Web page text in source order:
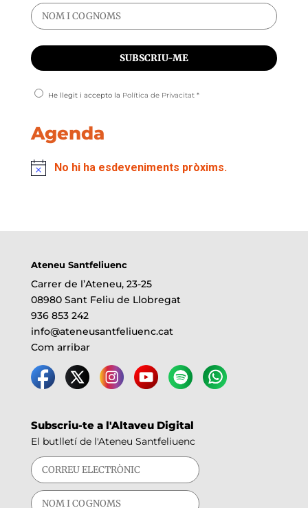
He llegit i accepto la Política de Privacitat*
Agenda
No hi ha esdeveniments pròxims.
Ateneu Santfeliuenc
Carrer de l’Ateneu, 23-25
08980 Sant Feliu de Llobregat
936 853 242
info@ateneusantfeliuenc.cat
Com arribar
Subscriu-te a l'Altaveu Digital
El butlletí de l'Ateneu Santfeliuenc